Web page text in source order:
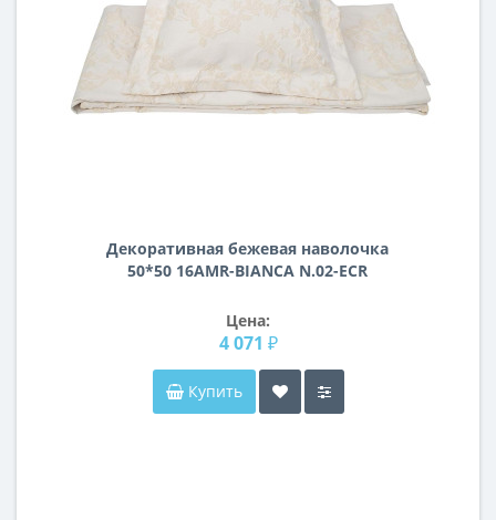
Декоративная бежевая наволочка
50*50 16AMR-BIANCA N.02-ECR
Цена:
4 071 ₽
Купить